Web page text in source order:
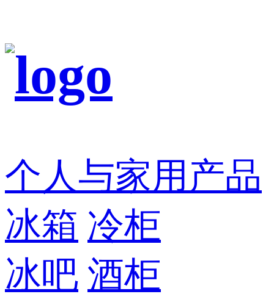
个人与家用产品
冰箱 冷柜
冰吧 酒柜